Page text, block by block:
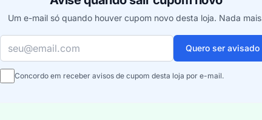
Um e-mail só quando houver cupom novo desta loja. Nada
Seu e-mail
Quero ser avisado
Concordo em receber avisos de cupom desta loja por e-mail.